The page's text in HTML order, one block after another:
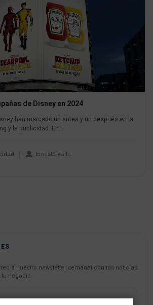
de Disney en 2024
han marcado un antes y un después en la
y la publicidad. En...
Ernesto Valle
a nuestro newsletter semanal con las noticias
negocio.